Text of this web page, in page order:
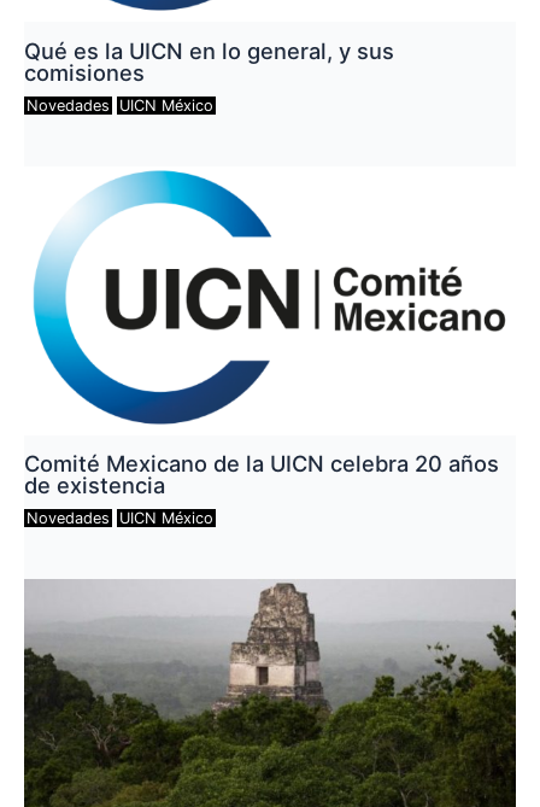
Qué es la UICN en lo general, y sus
comisiones
Novedades UICN México
Comité Mexicano de la UICN celebra 20 años
de existencia
Novedades UICN México